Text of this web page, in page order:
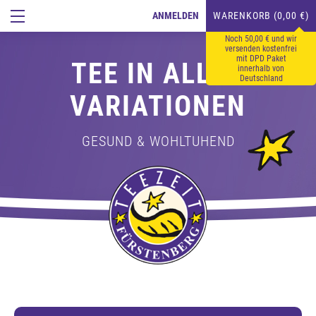
ANMELDEN WARENKORB (0,00 €)
Noch 50,00 € und wir
versenden kostenfrei
mit DPD Paket
innerhalb von
Deutschland
TEE IN ALLEN
VARIATIONEN
GESUND & WOHLTUHEND